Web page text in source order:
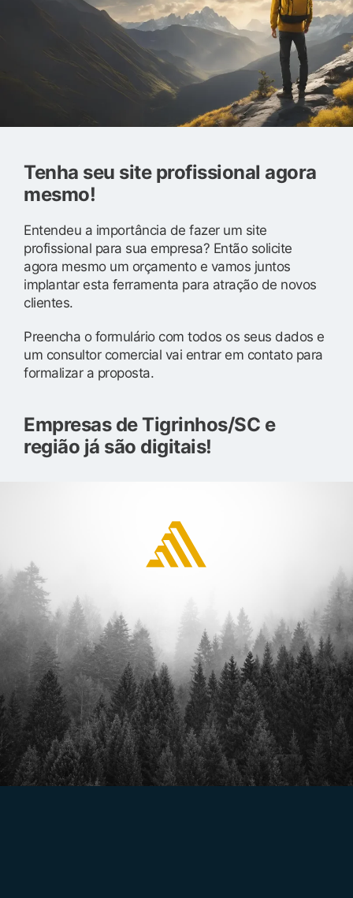
Tenha seu site profissional agora
mesmo!
Entendeu a importância de fazer um site
profissional para sua empresa? Então solicite
agora mesmo um orçamento e vamos juntos
implantar esta ferramenta para atração de novos
clientes.
Preencha o formulário com todos os seus dados e
um consultor comercial vai entrar em contato para
formalizar a proposta.
Empresas de Tigrinhos/SC e
região já são digitais!